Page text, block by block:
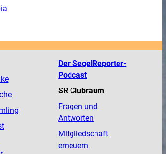
Der SegelReporter-
Podcast
SR Clubraum
Fragen und
Antworten
Mitgliedschaft
erneuern